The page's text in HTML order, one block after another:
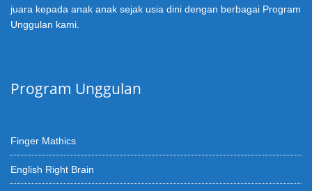
juara kepada anak anak sejak usia dini dengan berbagai Program
Unggulan kami.
Program Unggulan
Finger Mathics
English Right Brain